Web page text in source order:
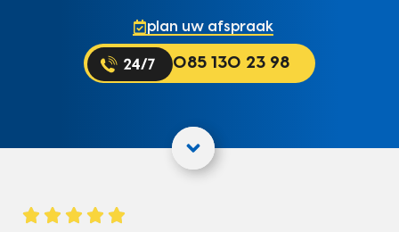
plan uw afspraak
085 130 23 98